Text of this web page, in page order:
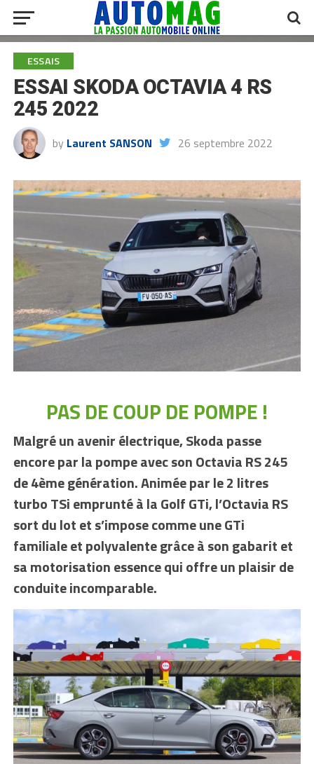
ESSAIS
ESSAI SKODA OCTAVIA 4 RS
245 2022
by Laurent SANSON 26 septembre 2022
PAS DE COUP DE POMPE !
Malgré un avenir électrique, Skoda passe
encore par la pompe avec son Octavia RS 245
de 4ème génération. Animée par le 2 litres
turbo TSi emprunté à la Golf GTi, l’Octavia RS
sort du lot et s’impose comme une GTi
familiale et polyvalente grâce à son gabarit et
sa motorisation essence qui offre un plaisir de
conduite incomparable.